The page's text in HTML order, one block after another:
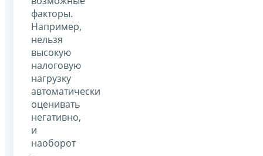
факторы.
Например,
нельзя
высокую
налоговую
нагрузку
автоматически
оценивать
негативно,
и
наоборот